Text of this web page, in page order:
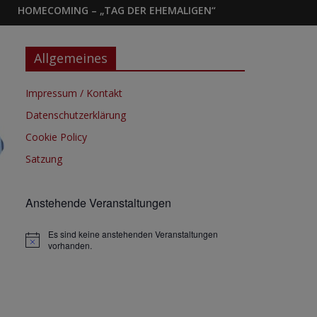
HOMECOMING – „TAG DER EHEMALIGEN“
Allgemeines
Impressum / Kontakt
Datenschutzerklärung
Cookie Policy
Satzung
Anstehende Veranstaltungen
H
Es sind keine anstehenden Veranstaltungen
vorhanden.